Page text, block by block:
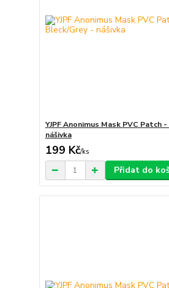
YJPF Anonimus Mask PVC Patch
nášivka
199 Kč/ks
Přidat do